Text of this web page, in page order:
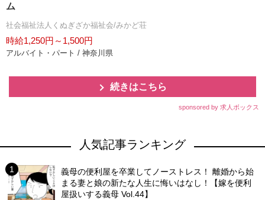
ム
社会福祉法人くぬぎざか福祉会/みかど荘
時給1,250円～1,500円
アルバイト・パート / 神奈川県
続きはこちら
sponsored by 求人ボックス
人気記事ランキング
義母の便利屋を卒業してノーストレス！ 離婚から始
まる妻と娘の新たな人生に悔いはなし！【嫁を便利
屋扱いする義母 Vol.44】